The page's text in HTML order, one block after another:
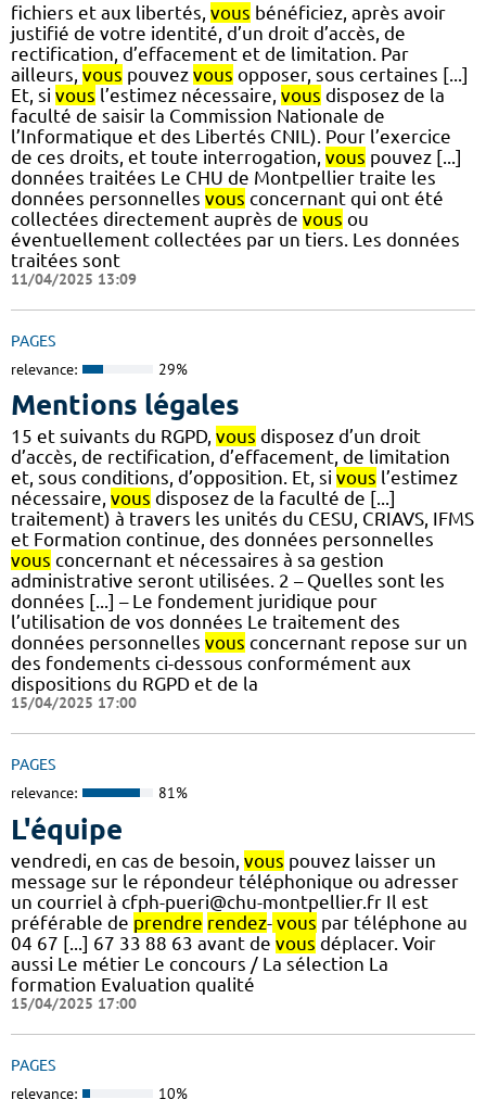
fichiers et aux libertés, vous bénéficiez, après avoir
justifié de votre identité, d’un droit d’accès, de
rectification, d’effacement et de limitation. Par
ailleurs, vous pouvez vous opposer, sous certaines [...]
Et, si vous l’estimez nécessaire, vous disposez de la
faculté de saisir la Commission Nationale de
l’Informatique et des Libertés CNIL). Pour l’exercice
de ces droits, et toute interrogation, vous pouvez [...]
données traitées Le CHU de Montpellier traite les
données personnelles vous concernant qui ont été
collectées directement auprès de vous ou
éventuellement collectées par un tiers. Les données
traitées sont
11/04/2025 13:09
PAGES
relevance: 29%
Mentions légales
15 et suivants du RGPD, vous disposez d’un droit
d’accès, de rectification, d’effacement, de limitation
et, sous conditions, d’opposition. Et, si vous l’estimez
nécessaire, vous disposez de la faculté de [...]
traitement) à travers les unités du CESU, CRIAVS, IFMS
et Formation continue, des données personnelles
vous concernant et nécessaires à sa gestion
administrative seront utilisées. 2 – Quelles sont les
données [...] – Le fondement juridique pour
l’utilisation de vos données Le traitement des
données personnelles vous concernant repose sur un
des fondements ci-dessous conformément aux
dispositions du RGPD et de la
15/04/2025 17:00
PAGES
relevance: 81%
L'équipe
vendredi, en cas de besoin, vous pouvez laisser un
message sur le répondeur téléphonique ou adresser
un courriel à cfph-pueri@chu-montpellier.fr Il est
préférable de prendre rendez- vous par téléphone au
04 67 [...] 67 33 88 63 avant de vous déplacer. Voir
aussi Le métier Le concours / La sélection La
formation Evaluation qualité
15/04/2025 17:00
PAGES
relevance: 10%